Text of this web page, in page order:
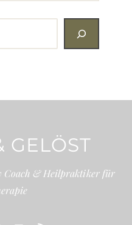
GELÖST
Coach & Heilpraktiker für